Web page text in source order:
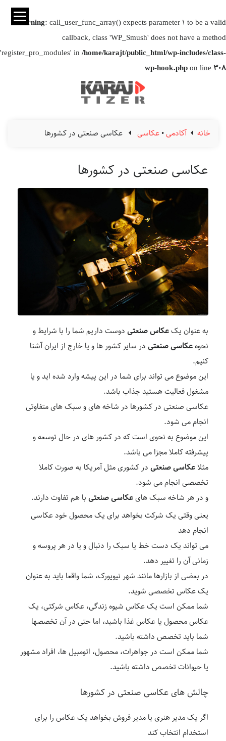
Warning: call_user_func_array() expects parameter 1 to be a valid
callback, class 'WP_Smush' does not have a method
'register_pro_modules' in/home/karajt/public_html/wp-includes/class-
wp-hook.phpon line 308
خانه آکادمی•عکاسی عکاسی صنعتی در کشورها
عکاسی صنعتی در کشورها
به عنوان یکعکاس صنعتیدوست داریم شما را با شرایط و
نحوهعکاسی صنعتیدر سایر کشور ها و یا خارج از ایران آشنا
کنیم.
این موضوع می تواند برای شما در این پیشه وارد شده اید و یا
مشغول فعالیت هستید جذاب باشد.
عکاسی صنعتی در کشورها در شاخه های و سبک های متفاوتی
انجام می شود.
این موضوع به نحوی است که در کشور های در حال توسعه و
پیشرفته کاملا مجزا می باشد.
مثلاعکاسی صنعتیدر کشوری مثل آمریکا به صورت کاملا
تخصصی انجام می شود.
و در هر شاخه سبک هایعکاسی صنعتیبا هم تفاوت دارند.
یعنی وقتی یک شرکت بخواهد برای یک محصول خود عکاسی
انجام دهد
می تواند یک دست خط یا سبک را دنبال و یا در هر پروسه و
زمانی آن را تغییر دهد.
در بعضی از بازارها مانند شهر نیویورک، شما واقعا باید به عنوان
یک عکاس تخصصی شوید.
شما ممکن است یک عکاس شیوه زندگی، عکاس شرکتی، یک
عکاس محصول یا عکاس غذا باشید، اما حتی در آن تخصصها
شما باید تخصص داشته باشید.
شما ممکن است در جواهرات، محصول، اتومبیل ها، افراد مشهور
یا حیوانات تخصص داشته باشید.
چالش های عکاسی صنعتی در کشورها
اگر یک مدیر هنری یا مدیر فروش بخواهد یک عکاس را برای
استخدام انتخاب کند